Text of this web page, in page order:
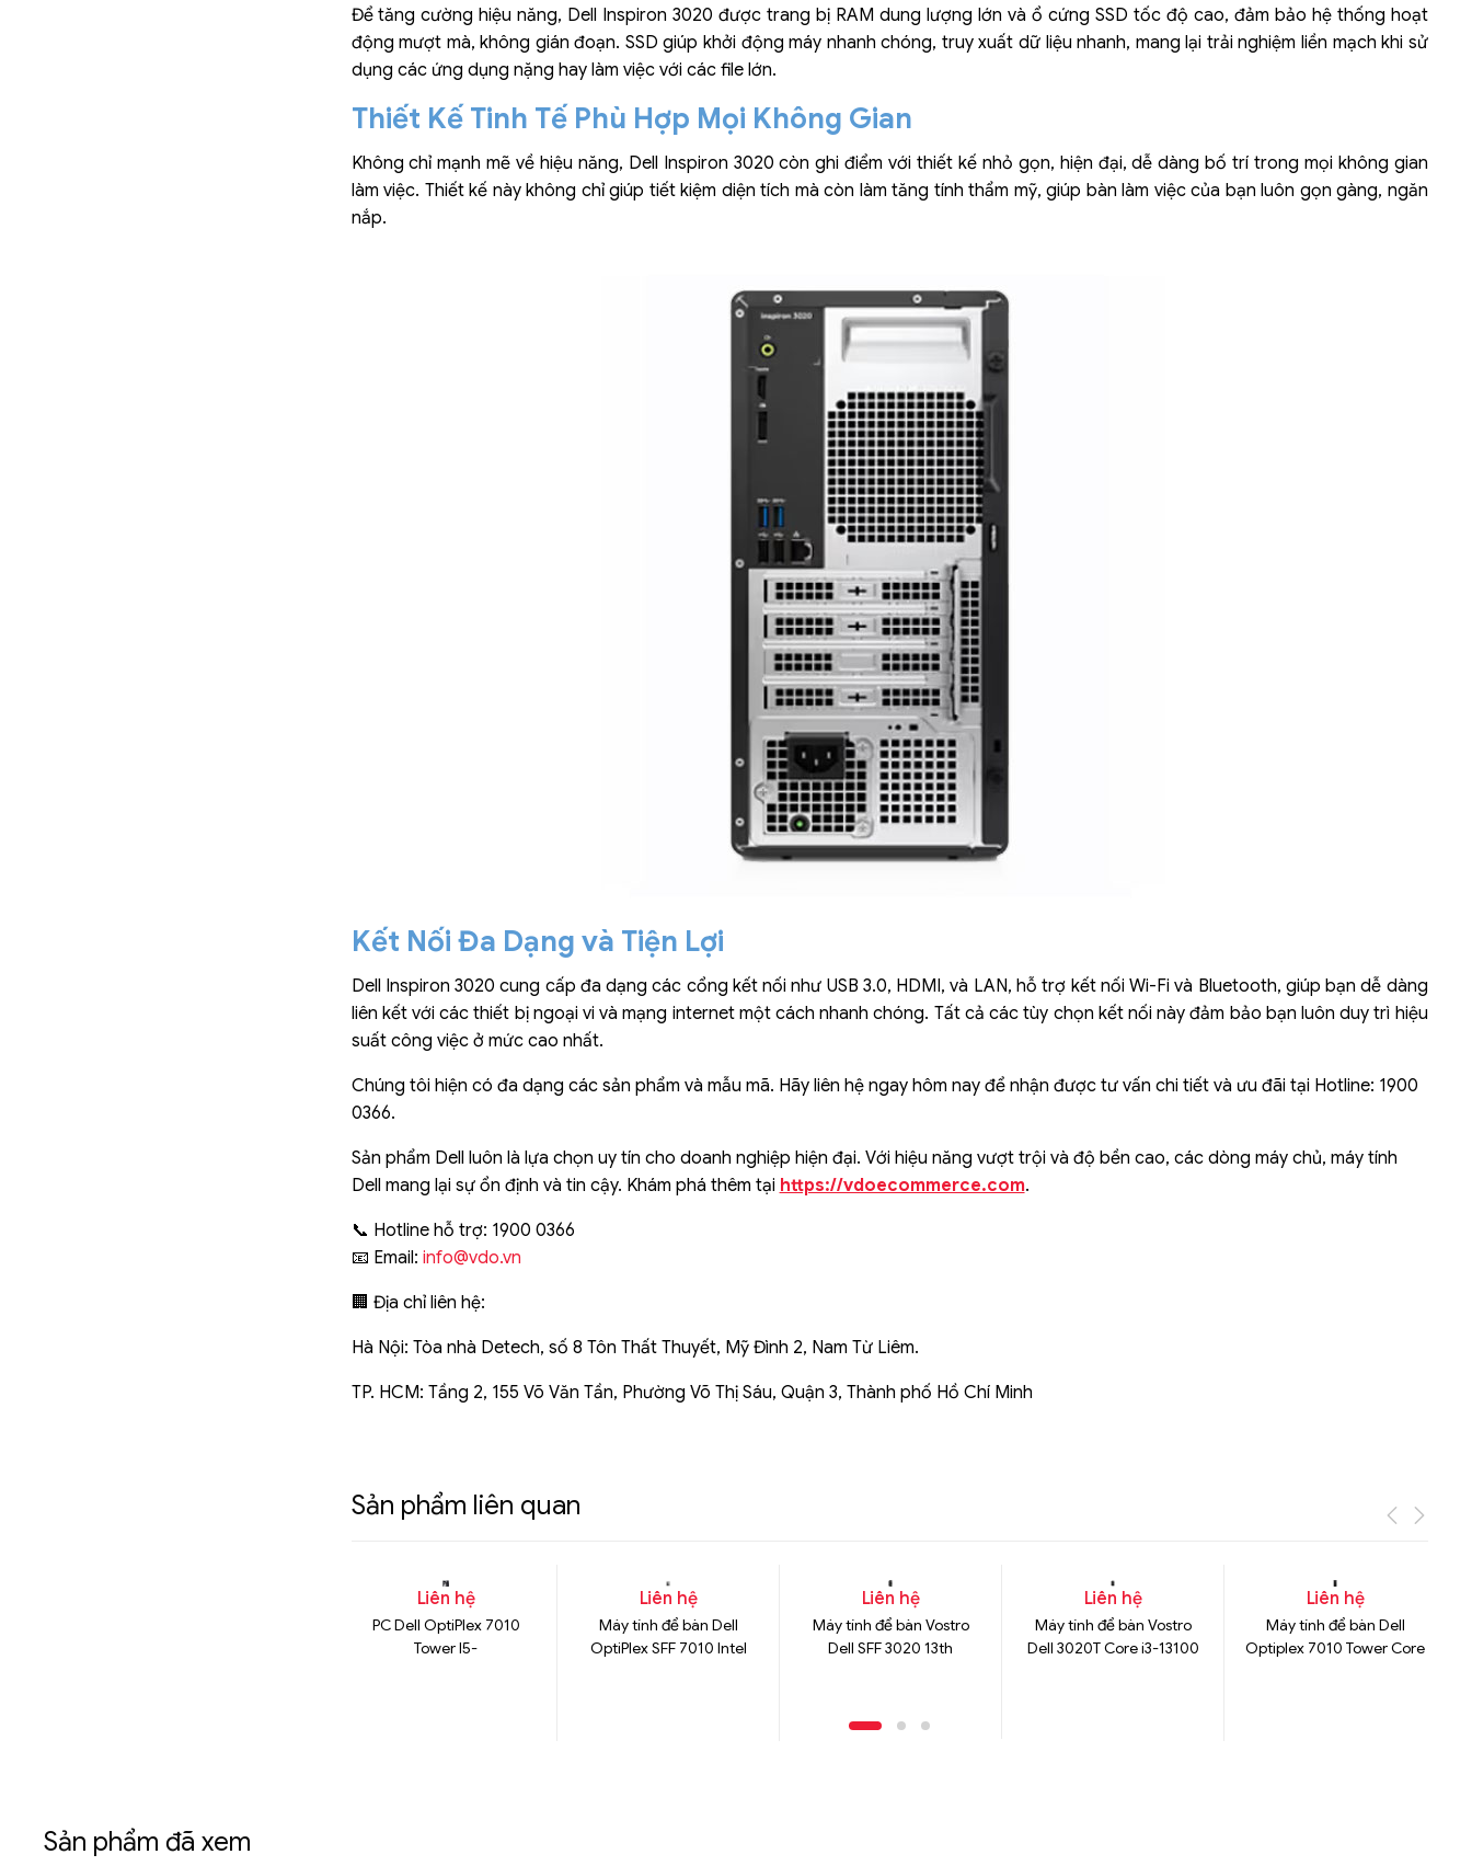
Để tăng cường hiệu năng, Dell Inspiron 3020 được trang bị RAM dung lượng lớn và ổ cứng SSD tốc độ cao, đảm bảo hệ thống hoạt
động mượt mà, không gián đoạn. SSD giúp khởi động máy nhanh chóng, truy xuất dữ liệu nhanh, mang lại trải nghiệm liền mạch khi sử
dụng các ứng dụng nặng hay làm việc với các file lớn.
Thiết Kế Tinh Tế Phù Hợp Mọi Không Gian
Không chỉ mạnh mẽ về hiệu năng, Dell Inspiron 3020 còn ghi điểm với thiết kế nhỏ gọn, hiện đại, dễ dàng bố trí trong mọi không gian
làm việc. Thiết kế này không chỉ giúp tiết kiệm diện tích mà còn làm tăng tính thẩm mỹ, giúp bàn làm việc của bạn luôn gọn gàng, ngăn
nắp.
Kết Nối Đa Dạng và Tiện Lợi
Dell Inspiron 3020 cung cấp đa dạng các cổng kết nối như USB 3.0, HDMI, và LAN, hỗ trợ kết nối Wi-Fi và Bluetooth, giúp bạn dễ dàng
liên kết với các thiết bị ngoại vi và mạng internet một cách nhanh chóng. Tất cả các tùy chọn kết nối này đảm bảo bạn luôn duy trì hiệu
suất công việc ở mức cao nhất.
Chúng tôi hiện có đa dạng các sản phẩm và mẫu mã. Hãy liên hệ ngay hôm nay để nhận được tư vấn chi tiết và ưu đãi tại Hotline: 1900
0366.
Sản phẩm Dell luôn là lựa chọn uy tín cho doanh nghiệp hiện đại. Với hiệu năng vượt trội và độ bền cao, các dòng máy chủ, máy tính
Dell mang lại sự ổn định và tin cậy. Khám phá thêm tại https://vdoecommerce.com.
📞 Hotline hỗ trợ: 1900 0366
📧 Email: info@vdo.vn
🏢 Địa chỉ liên hệ:
Hà Nội: Tòa nhà Detech, số 8 Tôn Thất Thuyết, Mỹ Đình 2, Nam Từ Liêm.
TP. HCM: Tầng 2, 155 Võ Văn Tần, Phường Võ Thị Sáu, Quận 3, Thành phố Hồ Chí Minh
Sản phẩm liên quan
Liên hệ
PC Dell OptiPlex 7010
Tower I5-
Liên hệ
Máy tính để bàn Dell
OptiPlex SFF 7010 Intel
Liên hệ
Máy tính để bàn Vostro
Dell SFF 3020 13th
Liên hệ
Máy tính để bàn Vostro
Dell 3020T Core i3-13100
Liên hệ
Máy tính để bàn Dell
Optiplex 7010 Tower Core
Sản phẩm đã xem